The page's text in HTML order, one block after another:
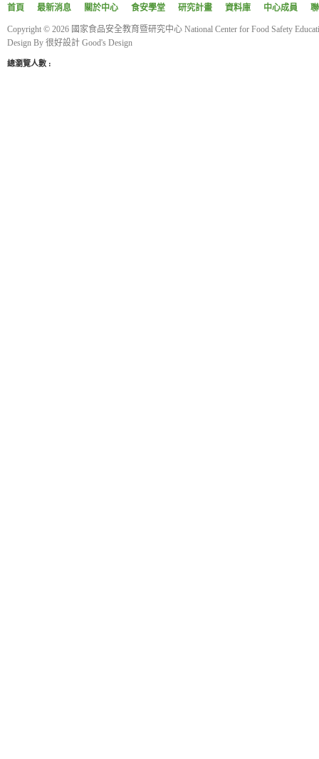
首頁 最新消息 關於中心 食安學堂 研究計畫 資料庫 中心成員
Copyright © 2026 國家食品安全教育暨研究中心 National Center for Food Safety
Design By 很好設計 Good's Design
總瀏覽人數 :